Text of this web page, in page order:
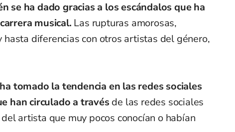
se ha dado gracias a los escándalos que ha
musical. Las rupturas amorosas,
diferencias con otros artistas del género,
tomado la tendencia en las redes sociales
han circulado a través de las redes sociales
artista que muy pocos conocían o habían